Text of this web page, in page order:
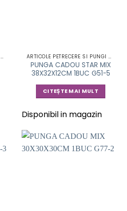
ARTICOLE PETRECERE SI PUNGI CADOU ARTICOLE PETRECERE SI PUNGI CADOU
PUNGA CADOU STAR MIX
38X32X12CM 1BUC G51-5
CITEȘTE MAI MULT
Disponibil in magazin